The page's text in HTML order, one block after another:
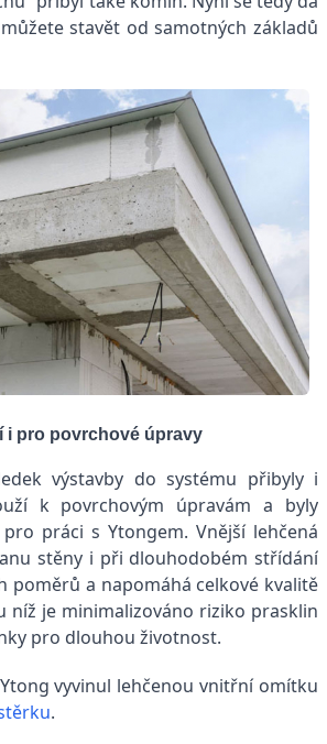
stavět od samotných základů
i pro povrchové úpravy
výstavby do systému přibyly i
k povrchovým úpravám a byly
práci s Ytongem. Vnější lehčená
stěny i při dlouhodobém střídání
poměrů a napomáhá celkové kvalitě
níž je minimalizováno riziko prasklin
pro dlouhou životnost.
vyvinul lehčenou vnitřní omítku
.